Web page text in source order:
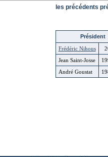
les précédents
Président
Frédéric Nihous
Jean Saint-Josse
André Goustat